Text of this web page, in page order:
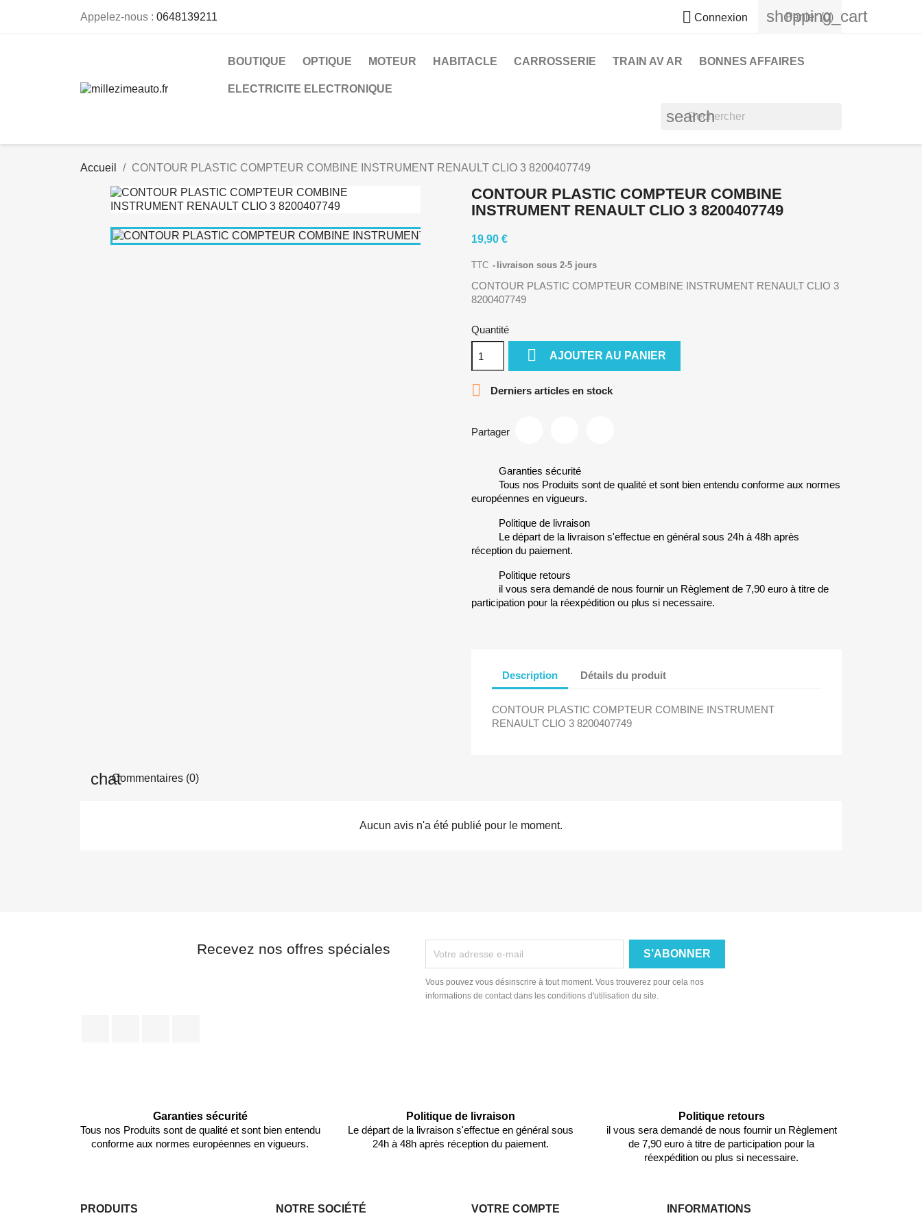
Appelez-nous : 0648139211  Connexion shopping_cart
Panier (0)
BOUTIQUE OPTIQUE MOTEUR HABITACLE CARROSSERIE TRAIN AV AR BONNES AFFAIRES
ELECTRICITE ELECTRONIQUE
search
Accueil CONTOUR PLASTIC COMPTEUR COMBINE INSTRUMENT RENAULT CLIO 3 8200407749
CONTOUR PLASTIC COMPTEUR COMBINE
INSTRUMENT RENAULT CLIO 3 8200407749
19,90 €
TTC livraison sous 2-5 jours
CONTOUR PLASTIC COMPTEUR COMBINE INSTRUMENT RENAULT CLIO 3
8200407749
Quantité
 AJOUTER AU PANIER
 Derniers articles en stock
Partager
Garanties sécurité
Tous nos Produits sont de qualité et sont bien entendu conforme aux normes
européennes en vigueurs.
Politique de livraison
Le départ de la livraison s'effectue en général sous 24h à 48h après
réception du paiement.
Politique retours
il vous sera demandé de nous fournir un Règlement de 7,90 euro à titre de
participation pour la réexpédition ou plus si necessaire.
Description Détails du produit
CONTOUR PLASTIC COMPTEUR COMBINE INSTRUMENT
RENAULT CLIO 3 8200407749
Commentaires (0)
Aucun avis n'a été publié pour le moment.
Recevez nos offres spéciales
Vous pouvez vous désinscrire à tout moment. Vous trouverez pour cela nos
informations de contact dans les conditions d'utilisation du site.
Garanties sécurité
Tous nos Produits sont de qualité et sont bien entendu
conforme aux normes européennes en vigueurs.
Politique de livraison
Le départ de la livraison s'effectue en général sous
24h à 48h après réception du paiement.
Politique retours
il vous sera demandé de nous fournir un Règlement
de 7,90 euro à titre de participation pour la
réexpédition ou plus si necessaire.
PRODUITS NOTRE SOCIÉTÉ VOTRE COMPTE INFORMATIONS